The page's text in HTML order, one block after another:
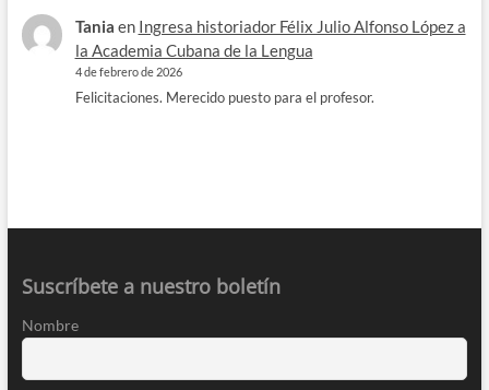
Tania en Ingresa historiador Félix Julio Alfonso López a
la Academia Cubana de la Lengua
4 de febrero de 2026
Felicitaciones. Merecido puesto para el profesor.
Suscríbete a nuestro boletín
Nombre